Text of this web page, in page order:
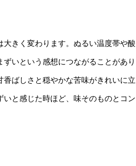
きく変わります。ぬるい温度帯や酸
いという感想につながることがあり
ばしさと穏やかな苦味がきれいに立
と感じた時ほど、味そのものとコン